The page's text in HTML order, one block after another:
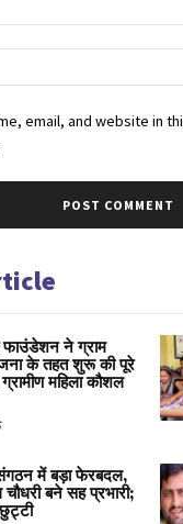
email, and website in
फाउंडेशन ने ग्राम
के तहत शुरू की पूरे
महिला कौशल
में बड़ा फेरबदल,
बने सह प्रभारी;